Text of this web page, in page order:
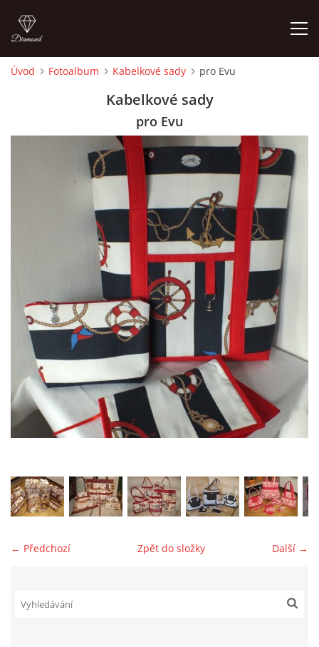
MOJE POSLEDNÍ PRÁCE
jk-laguna@seznam.cz
© 2025 eStránky.cz
Úvod Fotoalbum Kabelkové sady pro Evu
Kabelkové sady
pro Evu
← Předchozí Další →
Zpět do složky